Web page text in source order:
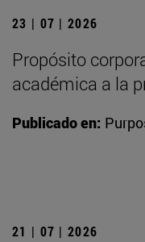
23 | 07 | 2026
Propósito
académica a la
Publicado en:
21 | 07 | 2026